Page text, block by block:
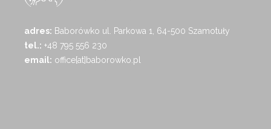
adres: Baborówko ul. Parkowa 1, 64-500 Szamotuły
tel.: +48 795 556 230
email: office[at]baborowko.pl